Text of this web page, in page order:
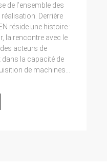
de l’ensemble des
Derrière
réside une histoire :
la rencontre avec le
acteurs de
dans la capacité de
de machines...